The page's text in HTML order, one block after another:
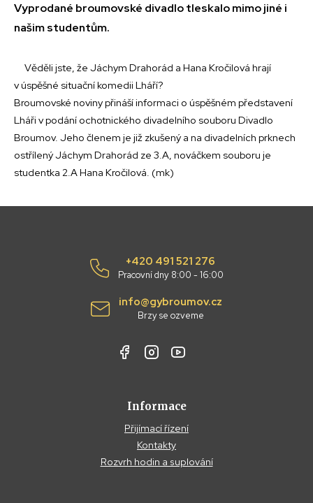
Vyprodané broumovské divadlo tleskalo mimo jiné i
našim studentům.
Věděli jste, že Jáchym Drahorád a Hana Kročilová hrají
v úspěšné situační komedii Lháří?
Broumovské noviny přináší informaci o úspěšném představení
Lháři v podání ochotnického divadelního souboru Divadlo
Broumov. Jeho členem je již zkušený a na divadelních prknech
ostřílený Jáchym Drahorád ze 3.A, nováčkem souboru je
studentka 2.A Hana Kročilová. (mk)
+420 491 521 276
Pracovní dny 8:00 - 16:00
info@gybroumov.cz
Brzy se ozveme
Informace
Přijímací řízení
Kontakty
Rozvrh hodin a suplování